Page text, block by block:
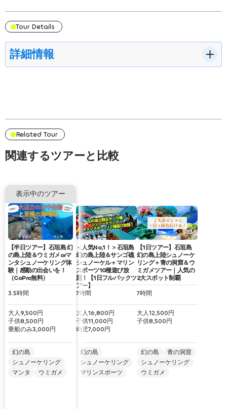
11:00
幻の島へ移動
ウミガメシュノーケルまたはマンタシュノーケル後は、幻の島まで移動しま
11:30
幻の島終了。港へ向け出発
Tour Details
詳細情報
ガイド料
保険加入料
直接集合の場合、参加1グループにつき、GoPro無料レンタル
いたします。
含まれないもの
お飲み物（お1人様につき1つ、ペットボトルや水筒等でお飲
み物のご準備をお願いいたします。）
GoPro用マイクロSDカード（現地販売ございます/2,000円）
必要事項
石垣島の港には更衣室やロッカー等の施設がございません。
Related Tour
関連するツアーと比較
表示中のツアー
【半日ツアー】石垣島 幻
の島上陸＆ウミガメorマ
ンタシュノーケリング体
験｜感動の出会いを！
（GoPro無料）
3.5時間
大人9,500円
子供8,500円
乗船のみ3,000円
幻の島
シュノーケリング
マンタ
ウミガメ
＜人気No,1！＞石垣島
幻の島上陸＆サンゴ礁
シュノーケル＋マリン
スポーツ10種遊び放
題！【1日フルパックツ
アー】
7時間
大人16,800円
子供11,000円
幼児7,000円
幻の島
シュノーケリング
マリンスポーツ
【1日ツアー】石垣島
幻の島上陸シュノーケ
リング＋青の洞窟＆ウ
ミガメツアー｜人気の
2大スポット制覇
7時間
大人12,500円
子供8,500円
幻の島
青の洞窟
シュノーケリング
ウミガメ